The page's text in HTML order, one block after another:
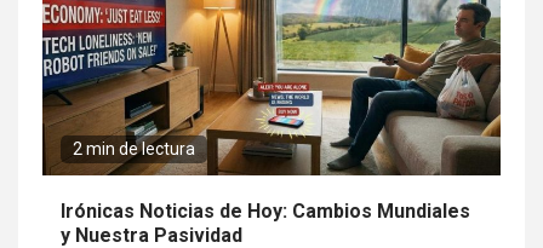
2 min de lectura
Irónicas Noticias de Hoy: Cambios Mundiales
y Nuestra Pasividad